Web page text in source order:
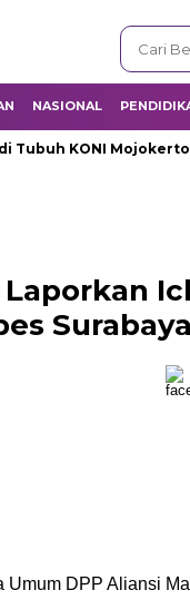
NASIONAL
KONI Mojokerto
Surabaya
Umum DPP Aliansi